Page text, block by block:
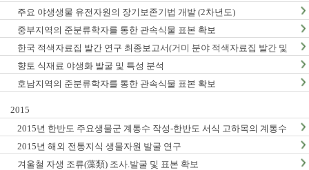
주요 야생생물 유전자원의 장기보존기법 개발 (2차년도)
중부지역의 준분류학자를 통한 관속식물 표본 확보
한국 적색자료집 발간 연구 최종보고서(거미 분야 적색자료집 발간 및
적색목록집 영문판 개정)
향토 식재료 야생화 발굴 및 특성 분석
호남지역의 준분류학자를 통한 관속식물 표본 확보
2015
2015년 한반도 주요생물군 계통수 작성-한반도 서식 고하목의 계통수
작성 및 DNA바코드 연구 (1차년도) 최종 결과보고서
2015년 해외 전통지식 생물자원 발굴 연구
겨울철 자생 조류(藻類) 조사.발굴 및 표본 확보